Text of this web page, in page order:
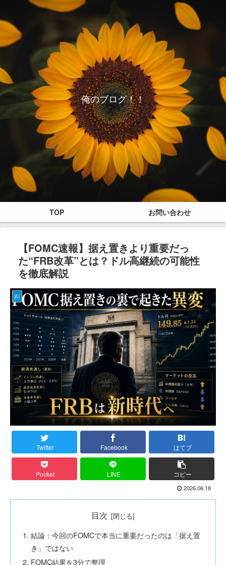
俺のブログ！！
TOP お問い合わせ
【FOMC速報】据え置きより重要だっ
た“FRB改革”とは？ドル高継続の可能性
を徹底解説
AI
Twitter Facebook はてブ
Pocket LINE コピー
2026.06.18
目次
結論：今回のFOMCで本当に重要だったのは「据え置
き」ではない
FOMC結果を3分で整理